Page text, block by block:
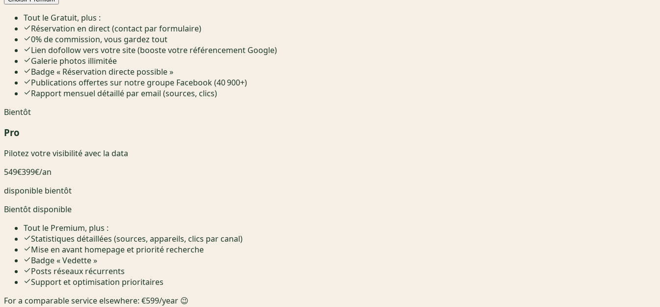
Tout le Gratuit, plus :
Réservation en direct (contact par formulaire)
0% de commission, vous gardez tout
Lien dofollow vers votre site (booste votre référencement Google)
Galerie photos illimitée
Badge « Réservation directe possible »
Publications offertes sur notre groupe Facebook (40 900+)
Rapport mensuel détaillé par email (sources, clics)
Bientôt
Pro
Pilotez votre visibilité avec la data
549€399€/an
disponible bientôt
Bientôt disponible
Tout le Premium, plus :
Statistiques détaillées (sources, appareils, clics par canal)
Mise en avant homepage et priorité recherche
Badge « Vedette »
Posts réseaux récurrents
Support et optimisation prioritaires
For a comparable service elsewhere: €599/year 😉